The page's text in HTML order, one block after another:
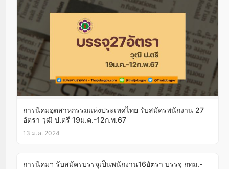
การนิคมอุตสาหกรรมแห่งประเทศไทย รับสมัครพนักงาน 27
อัตรา วุฒิ ป.ตรี 19ม.ค.-12ก.พ.67
13 ม.ค. 2024
การนิคมฯ รับสมัครบรรจุเป็นพนักงาน16อัตรา บรรจุ กทม.-